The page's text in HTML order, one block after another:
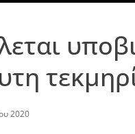
2020